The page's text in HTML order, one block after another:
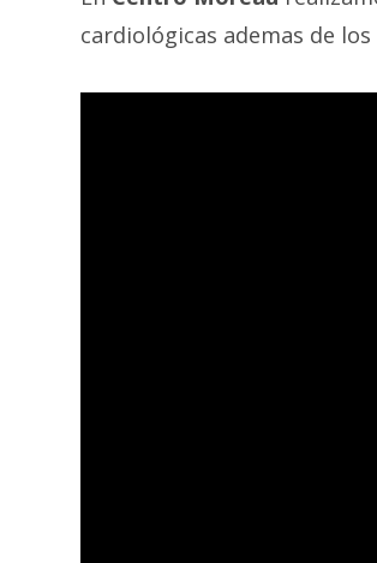
cardiológicas ademas de